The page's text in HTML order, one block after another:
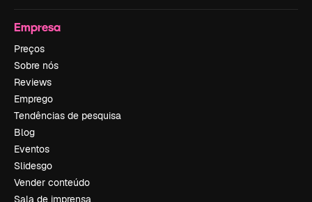
Empresa
Preços
Sobre nós
Reviews
Emprego
Tendências de pesquisa
Blog
Eventos
Slidesgo
Vender conteúdo
Sala de imprensa